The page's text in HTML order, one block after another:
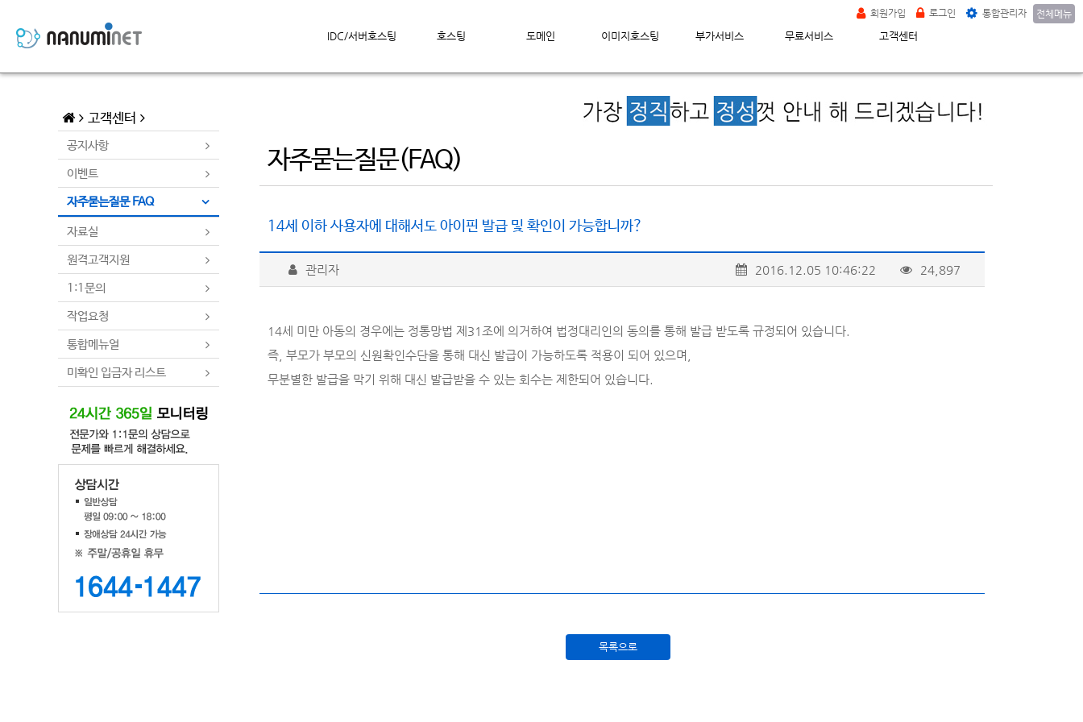
IDC/서버호스팅 호스팅 도메인 이미지호스팅 부가서비스 무료서비스 고객센터
회원가입 로그인 통합관리자 전체메뉴
고객센터
공지사항
이벤트
자주묻는질문 FAQ
자료실
원격고객지원
1:1문의
작업요청
통합메뉴얼
미확인 입금자 리스트
자주묻는질문(FAQ)
14세 이하 사용자에 대해서도 아이핀 발급 및 확인이 가능합니까?
관리자 2016.12.05 10:46:22 24,897
14세 미만 아동의 경우에는 정통망법 제31조에 의거하여 법정대리인의 동의를 통해 발급 받도록 규정되어 있습니다.
즉, 부모가 부모의 신원확인수단을 통해 대신 발급이 가능하도록 적용이 되어 있으며,
무분별한 발급을 막기 위해 대신 발급받을 수 있는 회수는 제한되어 있습니다.
목록으로